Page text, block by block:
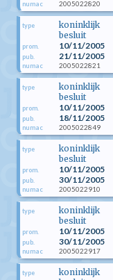
numac 2005022820
type
koninklijk
besluit
prom. 10/11/2005
pub. 21/11/2005
numac 2005022821
type
koninklijk
besluit
prom. 10/11/2005
pub. 18/11/2005
numac 2005022849
type
koninklijk
besluit
prom. 10/11/2005
pub. 30/11/2005
numac 2005022910
type
koninklijk
besluit
prom. 10/11/2005
pub. 30/11/2005
numac 2005022917
type
koninklijk